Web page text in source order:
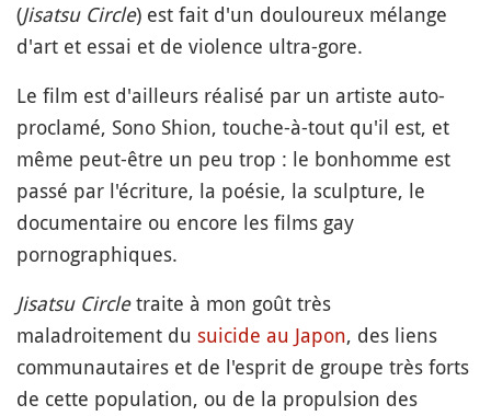
(Jisatsu Circle) est fait d'un douloureux mélange
d'art et essai et de violence ultra-gore.
Le film est d'ailleurs réalisé par un artiste auto-
proclamé, Sono Shion, touche-à-tout qu'il est, et
même peut-être un peu trop : le bonhomme est
passé par l'écriture, la poésie, la sculpture, le
documentaire ou encore les films gay
pornographiques.
Jisatsu Circletraite à mon goût très
maladroitement du suicide au Japon, des liens
communautaires et de l'esprit de groupe très forts
de cette population, ou de la propulsion des